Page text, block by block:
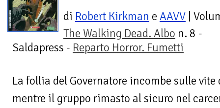
di Robert Kirkman e AAVV |
The Walking Dead. Albo n. 8 -
Saldapress - Reparto Horror. Fumetti
La follia del Governatore incombe sulle
mentre il gruppo rimasto al sicuro nel